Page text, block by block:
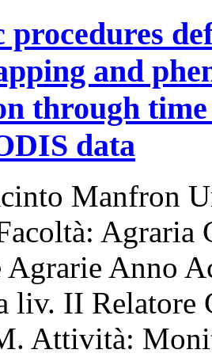
procedures
and
through time
data
Manfron
Agraria
Agrarie Anno
liv. II
Attività: